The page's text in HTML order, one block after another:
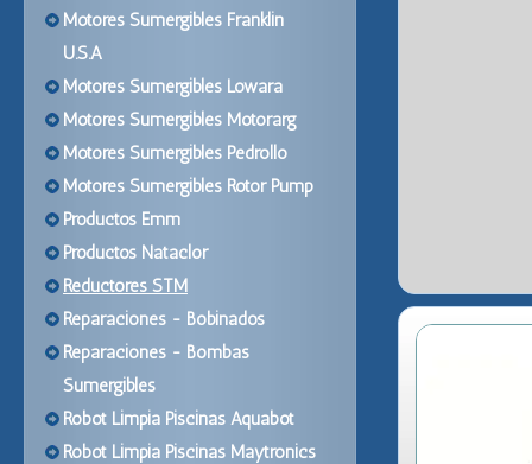
Motores Sumergibles Franklin
U.S.A
Motores Sumergibles Lowara
Motores Sumergibles Motorarg
Motores Sumergibles Pedrollo
Motores Sumergibles Rotor Pump
Productos Emm
Productos Nataclor
Reductores STM
Reparaciones - Bobinados
Reparaciones - Bombas
Sumergibles
Robot Limpia Piscinas Aquabot
Robot Limpia Piscinas Maytronics